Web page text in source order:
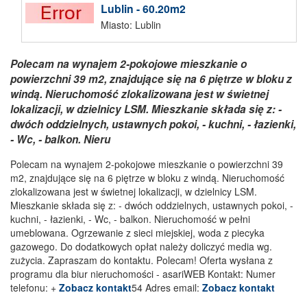
Lublin - 60.20m2
Miasto: Lublin
Polecam na wynajem 2-pokojowe mieszkanie o
powierzchni 39 m2, znajdujące się na 6 piętrze w bloku z
windą. Nieruchomość zlokalizowana jest w świetnej
lokalizacji, w dzielnicy LSM. Mieszkanie składa się z: -
dwóch oddzielnych, ustawnych pokoi, - kuchni, - łazienki,
- Wc, - balkon. Nieru
Polecam na wynajem 2-pokojowe mieszkanie o powierzchni 39
m2, znajdujące się na 6 piętrze w bloku z windą. Nieruchomość
zlokalizowana jest w świetnej lokalizacji, w dzielnicy LSM.
Mieszkanie składa się z: - dwóch oddzielnych, ustawnych pokoi, -
kuchni, - łazienki, - Wc, - balkon. Nieruchomość w pełni
umeblowana. Ogrzewanie z sieci miejskiej, woda z piecyka
gazowego. Do dodatkowych opłat należy doliczyć media wg.
zużycia. Zapraszam do kontaktu. Polecam! Oferta wysłana z
programu dla biur nieruchomości - asariWEB Kontakt: Numer
telefonu: + Zobacz kontakt54 Adres email: Zobacz kontakt